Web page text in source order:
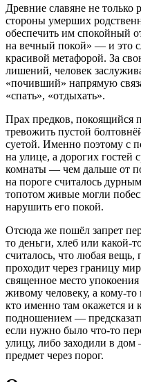
Древние славяне не только
стороны умерших
обеспечить им спокойный
на вечный покой» — и это
красивой метафорой. За
лишений, человек
«почивший» напрямую
«спать», «отдыхать».
Прах предков, покоящийся
тревожить пустой
суетой. Именно поэтому с
на улице, а дорогих гостей
комнаты — чем дальше от
на пороге считалось
топотом живые могли
нарушить его покой.
Отсюда же пошёл запрет
то деньги, хлеб или какой-
считалось, что любая вещь,
проходит через границу
священное место
живому человеку, а кому-то
кто именно там окажется и
подношением —
если нужно было что-то
улицу, либо заходили в
предмет через порог.